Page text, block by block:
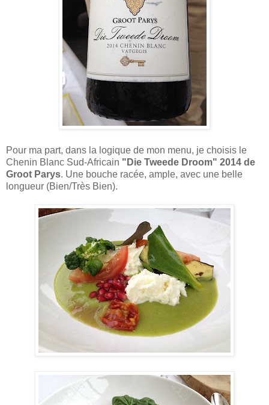
Pour ma part, dans la logique de mon menu, je choisis le
Chenin Blanc Sud-Africain "Die Tweede Droom" 2014 de
Groot Parys. Une bouche racée, ample, avec une belle
longueur (Bien/Très Bien).